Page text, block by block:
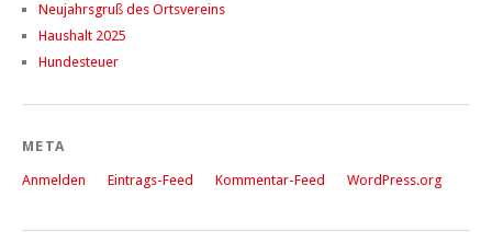
Neujahrsgruß des Ortsvereins
Haushalt 2025
Hundesteuer
META
Anmelden Eintrags-Feed Kommentar-Feed WordPress.org